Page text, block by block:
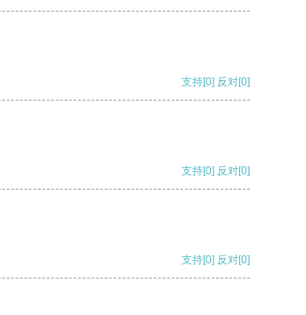
支持[0] 反对[0]
支持[0] 反对[0]
支持[0] 反对[0]